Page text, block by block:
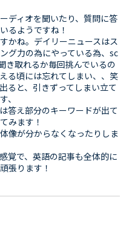
ディオを聞いたり、質問に答
るようですね！
かね。デイリーニュースはス
グ力の為にやっている為、sc
取れるか毎回挑んでいるの
る頃には忘れてしまい、、笑
ると、引きずってしまい立て
、
答え部分のキーワードが出て
みます！
像が分からなくなったりしま
覚で、英語の記事も全体的に
張ります！